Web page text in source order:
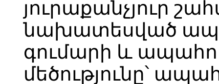
յուրաքանչյուր
նախատեսված
գումարի և
մեծությունը՝